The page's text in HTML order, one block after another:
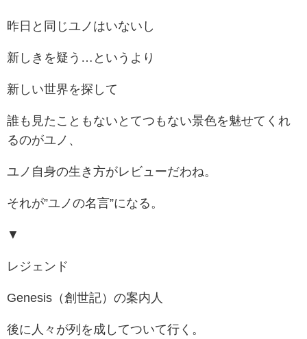
昨日と同じユノはいないし
新しきを疑う…というより
新しい世界を探して
誰も見たこともないとてつもない景色を魅せてくれ
るのがユノ、
ユノ自身の生き方がレビューだわね。
それが”ユノの名言”になる。
▼
レジェンド
Genesis（創世記）の案内人
後に人々が列を成してついて行く。